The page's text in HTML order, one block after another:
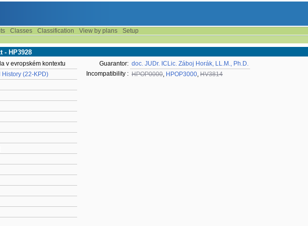
Classes Classification View by plans
Setup
- HP3928
v evropském kontextu
History (22-KPD)
Guarantor: doc. JUDr. ICLic. Záboj Horák, LL.M., Ph.D.
Incompatibility : HPOP0000, HPOP3000, HV3814